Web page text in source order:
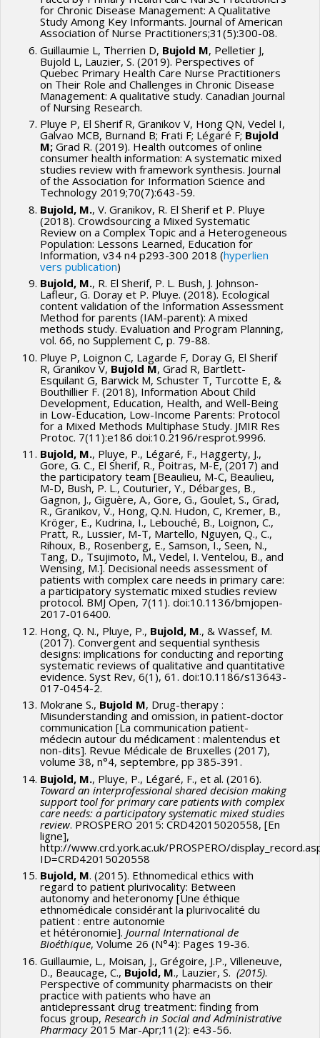
for Chronic Disease Management: A Qualitative
Study Among Key Informants. Journal of American
Association of Nurse Practitioners;31(5):300-08.
Guillaumie L, Therrien D, Bujold M, Pelletier J,
Bujold L, Lauzier, S. (2019). Perspectives of
Quebec Primary Health Care Nurse Practitioners
on Their Role and Challenges in Chronic Disease
Management: A qualitative study. Canadian Journal
of Nursing Research.
Pluye P, El Sherif R, Granikov V, Hong QN, Vedel I,
Galvao MCB, Burnand B; Frati F; Légaré F; Bujold
M; Grad R. (2019). Health outcomes of online
consumer health information: A systematic mixed
studies review with framework synthesis. Journal
of the Association for Information Science and
Technology 2019;70(7):643-59.
Bujold, M., V. Granikov, R. El Sherif et P. Pluye
(2018). Crowdsourcing a Mixed Systematic
Review on a Complex Topic and a Heterogeneous
Population: Lessons Learned, Education for
Information, v34 n4 p293-300 2018 (hyperlien
vers publication)
Bujold, M., R. El Sherif, P. L. Bush, J. Johnson-
Lafleur, G. Doray et P. Pluye. (2018). Ecological
content validation of the Information Assessment
Method for parents (IAM-parent): A mixed
methods study. Evaluation and Program Planning,
vol. 66, no Supplement C, p. 79-88.
Pluye P, Loignon C, Lagarde F, Doray G, El Sherif
R, Granikov V, Bujold M, Grad R, Bartlett-
Esquilant G, Barwick M, Schuster T, Turcotte E, &
Bouthillier F. (2018), Information About Child
Development, Education, Health, and Well-Being
in Low-Education, Low-Income Parents: Protocol
for a Mixed Methods Multiphase Study. JMIR Res
Protoc. 7(11):e186 doi:10.2196/resprot.9996.
Bujold, M., Pluye, P., Légaré, F., Haggerty, J.,
Gore, G. C., El Sherif, R., Poitras, M-E, (2017) and
the participatory team [Beaulieu, M-C, Beaulieu,
M-D, Bush, P. L., Couturier, Y., Débarges, B.,
Gagnon, J., Giguère, A., Gore, G., Goulet, S., Grad,
R., Granikov, V., Hong, Q.N. Hudon, C, Kremer, B.,
Kröger, E., Kudrina, I., Lebouché, B., Loignon, C.,
Pratt, R., Lussier, M-T, Martello, Nguyen, Q., C.,
Rihoux, B., Rosenberg, E., Samson, I., Seen, N.,
Tang, D., Tsujimoto, M., Vedel, I. Ventelou, B., and
Wensing, M.]. Decisional needs assessment of
patients with complex care needs in primary care:
a participatory systematic mixed studies review
protocol. BMJ Open, 7(11). doi:10.1136/bmjopen-
2017-016400.
Hong, Q. N., Pluye, P., Bujold, M., & Wassef, M.
(2017). Convergent and sequential synthesis
designs: implications for conducting and reporting
systematic reviews of qualitative and quantitative
evidence. Syst Rev, 6(1), 61. doi:10.1186/s13643-
017-0454-2.
Mokrane S., Bujold M, Drug-therapy :
Misunderstanding and omission, in patient-doctor
communication [La communication patient-
médecin autour du médicament : malentendus et
non-dits]. Revue Médicale de Bruxelles (2017),
volume 38, n°4, septembre, pp 385-391.
Bujold, M., Pluye, P., Légaré, F., et al. (2016).
Toward an interprofessional shared decision making
support tool for primary care patients with complex
care needs: a participatory systematic mixed studies
review. PROSPERO 2015: CRD42015020558, [En
ligne],
http://www.crd.york.ac.uk/PROSPERO/
ID=CRD42015020558
Bujold, M. (2015). Ethnomedical ethics with
regard to patient plurivocality: Between
autonomy and heteronomy [Une éthique
ethnomédicale considérant la plurivocalité du
patient : entre autonomie
et hétéronomie]. Journal International de
Bioéthique, Volume 26 (N°4): Pages 19-36.
Guillaumie, L., Moisan, J., Grégoire, J.P., Villeneuve,
D., Beaucage, C., Bujold, M., Lauzier, S. (2015).
Perspective of community pharmacists on their
practice with patients who have an
antidepressant drug treatment: finding from
focus group, Research in Social and Administrative
Pharmacy2015 Mar-Apr;11(2): e43-56.